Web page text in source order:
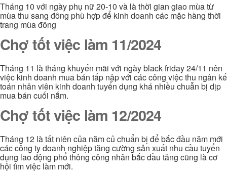
Tháng 10 với ngày phụ nữ 20-10 và là thời gian giao mùa từ
mùa thu sang đông phù hợp để kinh doanh các mặc hàng thời
trang mùa đông
Chợ tốt việc làm 11/2024
Tháng 11 là tháng khuyến mãi với ngày black friday 24/11 nên
việc kinh doanh mua bán tấp nập với các công việc thu ngân kế
toán nhân viên kinh doanh tuyển dụng khá nhiều chuẫn bị dịp
mua bán cuối nắm.
Chợ tốt việc làm 12/2024
Tháng 12 là tất niên của năm củ chuẩn bị để bắc đầu năm mới
các công ty doanh nghiệp tăng cường sản xuất nhu cầu tuyển
dụng lao động phổ thông công nhân bắc đầu tăng cũng là cơ
hội tìm việc làm mới.